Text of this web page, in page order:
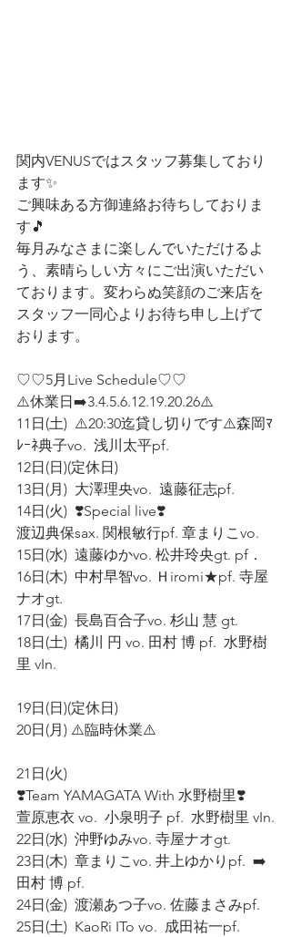
関内VENUSではスタッフ募集しており
ます✨
ご興味ある方御連絡お待ちしておりま
す🎵
毎月みなさまに楽しんでいただけるよ
う、素晴らしい方々にご出演いただい
ております。変わらぬ笑顔のご来店を
スタッフ一同心よりお待ち申し上げて
おります。
♡♡5月Live Schedule♡♡
⚠️休業日➡️3.4.5.6.12.19.20.26⚠️
11日(土)  ⚠️20:30迄貸し切りです⚠️森岡ﾏ
ﾚｰﾈ典子vo.  浅川太平pf.
12日(日)(定休日)
13日(月)  大澤理央vo.  遠藤征志pf.
14日(火)  ❣️Special live❣️
渡辺典保sax. 関根敏行pf. 章まりこvo.
15日(水)  遠藤ゆかvo. 松井玲央gt. pf．
16日(木)  中村早智vo. Ｈiromi★pf. 寺屋
ナオgt.
17日(金)  長島百合子vo. 杉山 慧 gt.
18日(土)  橘川 円 vo. 田村 博 pf.  水野樹
里 vIn.
19日(日)(定休日)
20日(月) ⚠️臨時休業⚠️
21日(火)
❣️Team YAMAGATA With 水野樹里❣️
萱原恵衣 vo.  小泉明子 pf.  水野樹里 vIn.
22日(水)  沖野ゆみvo. 寺屋ナオgt.
23日(木)  章まりこvo. 井上ゆかりpf.  ➡️
田村 博 pf.
24日(金)  渡瀬あつ子vo. 佐藤まさみpf.
25日(土)  KaoRi ITo vo.  成田祐一pf.